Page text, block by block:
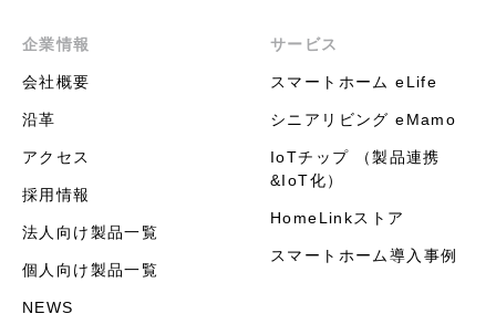
企業情報
会社概要
沿革
アクセス
採用情報
法人向け製品一覧
個人向け製品一覧
NEWS
サービス
スマートホーム eLife
シニアリビング eMamo
IoTチップ （製品連携
&IoT化）
HomeLinkストア
スマートホーム導入事例